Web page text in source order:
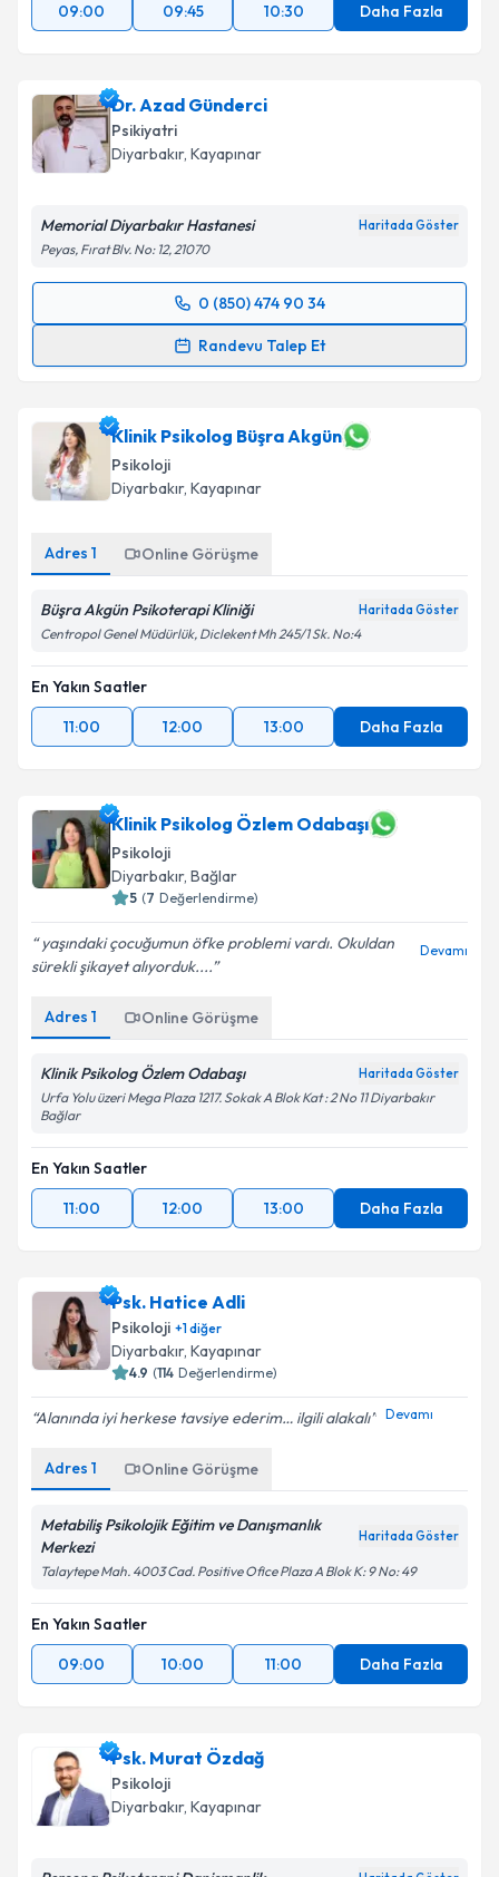
09:00
09:45 10:30 Daha Fazla
Dr. Azad Günderci
Psikiyatri
Diyarbakır, Kayapınar
Memorial Diyarbakır Hastanesi Haritada Göster
Peyas, Fırat Blv. No: 12, 21070
0 (850) 474 90 34
Randevu Talep Et
Randevu Takvimi Talebi
takvim hazırlandığında e-posta ile bilgilendireceğiz.
E-posta Adresiniz
Metni'ni okudum ve kişisel verilerimin belirtilen
kapsamda işlenmesini kabul ediyorum.
Takvim Talebini Gönder
Klinik Psikolog Büşra Akgün
Psikoloji
Diyarbakır, Kayapınar
Adres 1 Online Görüşme
Büşra Akgün Psikoterapi Kliniği Haritada Göster
Centropol Genel Müdürlük, Diclekent Mh 245/1 Sk. No:4
En Yakın Saatler
11:00
12:00 13:00 Daha Fazla
Klinik Psikolog Özlem Odabaşı
Psikoloji
Diyarbakır, Bağlar
5 (7 Değerlendirme)
yaşındaki çocuğumun öfke problemi vardı. Okuldan
sürekli şikayet alıyorduk....
Devamı
Adres 1 Online Görüşme
Klinik Psikolog Özlem Odabaşı Haritada Göster
Urfa Yolu üzeri Mega Plaza 1217. Sokak A Blok Kat : 2 No 11 Diyarbakır
Bağlar
En Yakın Saatler
11:00
12:00 13:00 Daha Fazla
Psk. Hatice Adli
Psikoloji +1diğer
Diyarbakır, Kayapınar
4.9 (114 Değerlendirme)
Alanında iyi herkese tavsiye ederim… ilgili alakalı Devamı
Adres 1 Online Görüşme
Metabiliş Psikolojik Eğitim ve Danışmanlık
Merkezi
Haritada Göster
Talaytepe Mah. 4003 Cad. Positive Ofice Plaza A Blok K: 9 No: 49
En Yakın Saatler
09:00
10:00 11:00 Daha Fazla
Psk. Murat Özdağ
Psikoloji
Diyarbakır, Kayapınar